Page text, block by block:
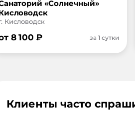
«Солнечный»
Кисловодск
8 100 ₽ за 1 сутки
Клиенты часто